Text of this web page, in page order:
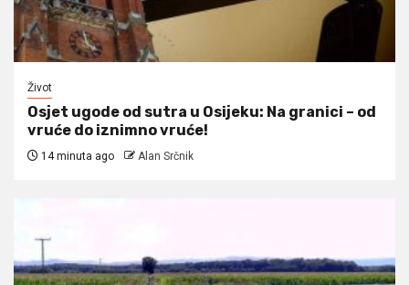
Život
Osjet ugode od sutra u Osijeku: Na granici – od
vruće do iznimno vruće!
14 minuta ago Alan Srčnik